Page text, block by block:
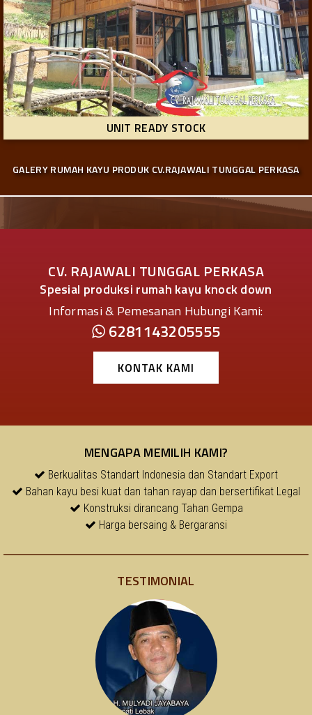
UNIT READY STOCK
GALERY RUMAH KAYU PRODUK CV.RAJAWALI TUNGGAL PERKASA
CV. RAJAWALI TUNGGAL PERKASA
Spesial produksi rumah kayu knock down
Informasi & Pemesanan Hubungi Kami:
6281143205555
KONTAK KAMI
MENGAPA MEMILIH KAMI?
Berkualitas Standart Indonesia dan Standart Export
Bahan kayu besi kuat dan tahan rayap dan bersertifikat Legal
Konstruksi dirancang Tahan Gempa
Harga bersaing & Bergaransi
TESTIMONIAL